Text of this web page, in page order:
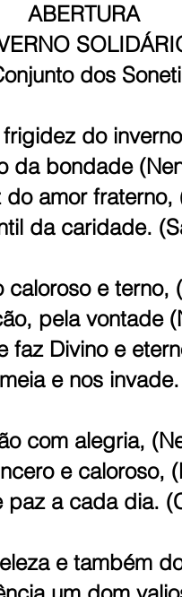
ABERTURA
dos
do
da bondade
amor fraterno,
da caridade.
caloroso e terno,
pela vontade
faz Divino e
e nos
com alegria,
e caloroso,
paz a cada dia.
e também